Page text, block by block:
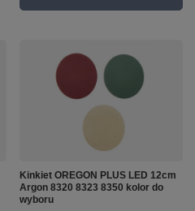
Kinkiet OREGON PLUS LED 12cm
Argon 8320 8323 8350 kolor do
wyboru